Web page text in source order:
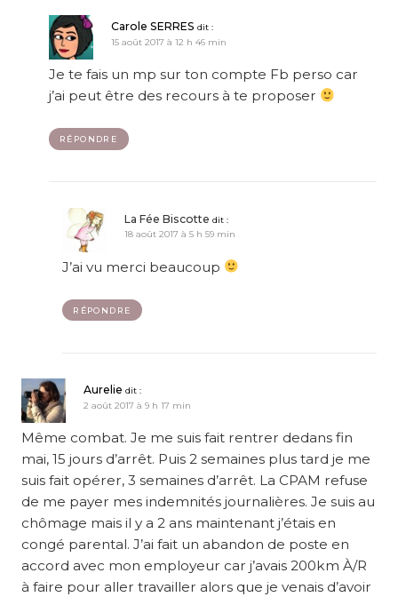
Carole SERRES dit :
15 août 2017 à 12 h 46 min
Je te fais un mp sur ton compte Fb perso car
j’ai peut être des recours à te proposer
RÉPONDRE
La Fée Biscotte dit :
18 août 2017 à 5 h 59 min
J’ai vu merci beaucoup
RÉPONDRE
Aurelie dit :
2 août 2017 à 9 h 17 min
Même combat. Je me suis fait rentrer dedans fin
mai, 15 jours d’arrêt. Puis 2 semaines plus tard je me
suis fait opérer, 3 semaines d’arrêt. La CPAM refuse
de me payer mes indemnités journalières. Je suis au
chômage mais il y a 2 ans maintenant j’étais en
congé parental. J’ai fait un abandon de poste en
accord avec mon employeur car j’avais 200km À/R
à faire pour aller travailler alors que je venais d’avoir